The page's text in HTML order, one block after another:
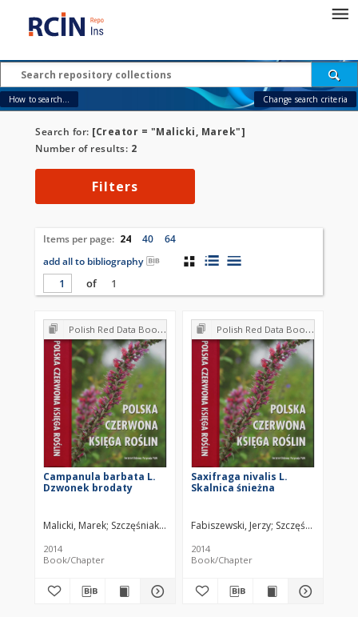
How to search... Change search criteria
Search for: [Creator = "Malicki, Marek"]
Number of results: 2
Filters
Items per page: 24 40
64
add all to bibliography
of
1
Polish Red Data Book of Plants : Pteridophytes and flowering plants
Campanula barbata L.
Dzwonek brodaty
Malicki, Marek Szczęśniak, Ewa
2014
Book/Chapter
Polish Red Data Book of Plants : Pteridophytes and flowering plants
Saxifraga nivalis L.
Skalnica śnieżna
Fabiszewski, Jerzy Szczęśniak, Ewa
2014
Book/Chapter